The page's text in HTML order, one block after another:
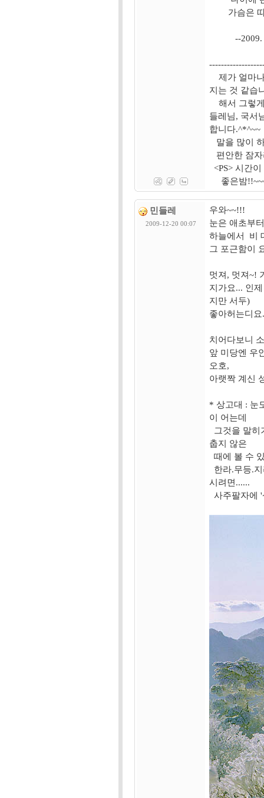
가슴은 따
--2009.
제가 얼마나
지는 것 같습
해서 그렇게
들레님, 국서
합니다
말을 많이
편안한 잠
<PS> 시간
좋은밤
민들레
2009-12-20 00:07
우와~~!!!
눈은 애초부
하늘에서 비
그 포근함이
멋져, 멋져~!
지가요... 인
지만 서두)
좋아허는디
치어다보니
앞 미당엔 우
오호,
아랫짝 계신
* 상고대 : 눈
이 어는데
그것을 말히
춥지 않은
때에 볼 수
한라.무등.
시려면......
사주팔자에